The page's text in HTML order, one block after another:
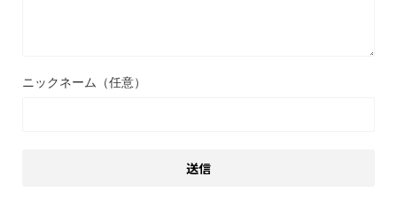
ニックネーム（任意）